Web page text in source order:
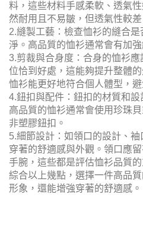
料，這些材料手感柔軟、透氣
然耐用且不易皺，但透氣性較
2.縫製工藝：檢查恤衫的縫合
淨。高品質的恤衫通常會有加
3.剪裁與合身度：合身的恤衫
位恰到好處，這能夠提升整體
恤衫能更好地符合個人體型，
4.鈕扣與配件：鈕扣的材質和設
高品質的恤衫通常會使用珍珠
非塑膠鈕扣。
5.細節設計：如領口的設計、
穿著的舒適感與外觀。領口應
手腕，這些都是評估恤衫品質的
綜合以上幾點，選擇一件高品
形象，還能增強穿著的舒適感。